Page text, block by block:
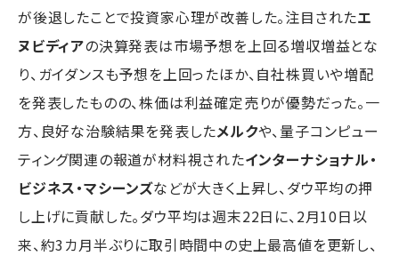
が後退したことで投資家心理が改善した。注目されたエ
ヌビディアの決算発表は市場予想を上回る増収増益とな
り、ガイダンスも予想を上回ったほか、自社株買いや増配
を発表したものの、株価は利益確定売りが優勢だった。一
方、良好な治験結果を発表したメルクや、量子コンピュー
ティング関連の報道が材料視されたインターナショナル・
ビジネス・マシーンズなどが大きく上昇し、ダウ平均の押
し上げに貢献した。ダウ平均は週末22日に、2月10日以
来、約3カ月半ぶりに取引時間中の史上最高値を更新し、